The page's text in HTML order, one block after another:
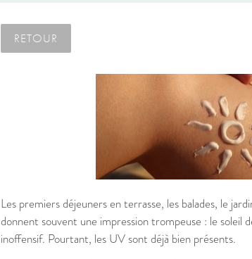
RETOUR
Les premiers déjeuners en terrasse, les balades, le
donnent souvent une impression trompeuse : le soleil
inoffensif. Pourtant, les UV sont déjà bien présents.